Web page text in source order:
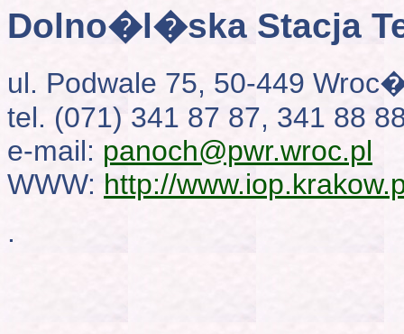
Dolno�l�ska Stacja
ul. Podwale 75, 50-449
tel. (071) 341 87 87, 341 88
e-mail: panoch@pwr.wroc.pl
WWW: http://
.